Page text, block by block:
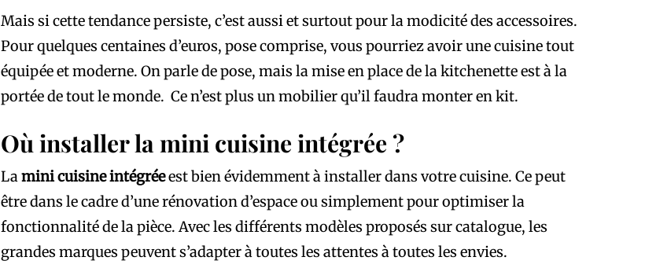
Mais si cette tendance persiste, c’est aussi et surtout pour la modicité des accessoires.
Pour quelques centaines d’euros, pose comprise, vous pourriez avoir une cuisine tout
équipée et moderne. On parle de pose, mais la mise en place de la kitchenette est à la
portée de tout le monde. Ce n’est plus un mobilier qu’il faudra monter en kit.
Où installer la mini cuisine intégrée ?
Lamini cuisine intégréeest bien évidemment à installer dans votre cuisine. Ce peut
être dans le cadre d’une rénovation d’espace ou simplement pour optimiser la
fonctionnalité de la pièce. Avec les différents modèles proposés sur catalogue, les
grandes marques peuvent s’adapter à toutes les attentes à toutes les envies.